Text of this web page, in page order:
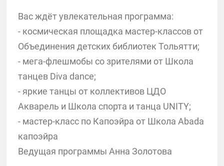
Вас ждёт увлекательная программа:
- космическая площадка мастер-классов от
Объединения детских библиотек Тольятти;
- мега-флешмобы со зрителями от Школа
танцев Diva dance;
- яркие танцы от коллективов ЦДО
Акварель и Школа спорта и танца UNITY;
- мастер-класс по Капоэйра от Школа Abada
капоэйра
Ведущая программы Анна Золотова